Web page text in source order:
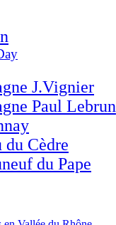
J.Vignier
Paul Lebrun
du Cèdre
du Pape